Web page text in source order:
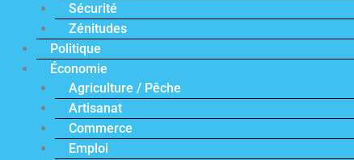
Sécurité
Zénitudes
Politique
Économie
Agriculture / Pêche
Artisanat
Commerce
Emploi